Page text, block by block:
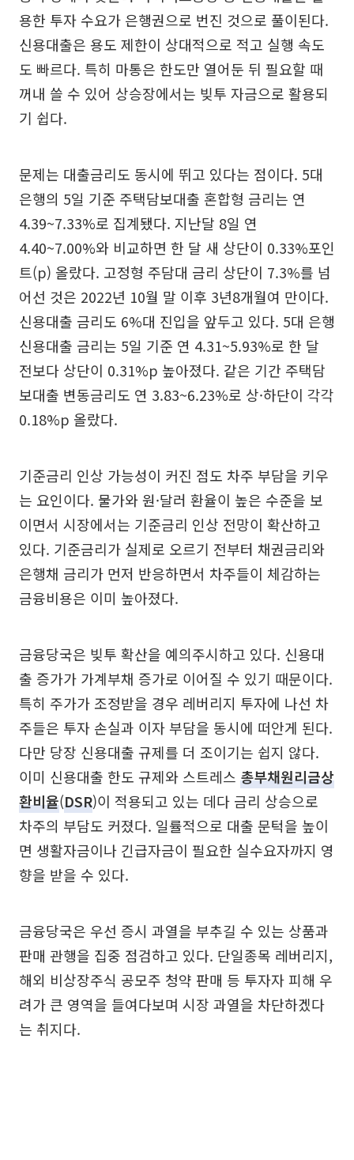
용한 투자 수요가 은행권으로 번진 것으로 풀이된다.
신용대출은 용도 제한이 상대적으로 적고 실행 속도
도 빠르다. 특히 마통은 한도만 열어둔 뒤 필요할 때
꺼내 쓸 수 있어 상승장에서는 빚투 자금으로 활용되
기 쉽다.
문제는 대출금리도 동시에 뛰고 있다는 점이다. 5대
은행의 5일 기준 주택담보대출 혼합형 금리는 연
4.39~7.33%로 집계됐다. 지난달 8일 연
4.40~7.00%와 비교하면 한 달 새 상단이 0.33%포인
트(p) 올랐다. 고정형 주담대 금리 상단이 7.3%를 넘
어선 것은 2022년 10월 말 이후 3년8개월여 만이다.
신용대출 금리도 6%대 진입을 앞두고 있다. 5대 은행
신용대출 금리는 5일 기준 연 4.31~5.93%로 한 달
전보다 상단이 0.31%p 높아졌다. 같은 기간 주택담
보대출 변동금리도 연 3.83~6.23%로 상·하단이 각각
0.18%p 올랐다.
기준금리 인상 가능성이 커진 점도 차주 부담을 키우
는 요인이다. 물가와 원·달러 환율이 높은 수준을 보
이면서 시장에서는 기준금리 인상 전망이 확산하고
있다. 기준금리가 실제로 오르기 전부터 채권금리와
은행채 금리가 먼저 반응하면서 차주들이 체감하는
금융비용은 이미 높아졌다.
금융당국은 빚투 확산을 예의주시하고 있다. 신용대
출 증가가 가계부채 증가로 이어질 수 있기 때문이다.
특히 주가가 조정받을 경우 레버리지 투자에 나선 차
주들은 투자 손실과 이자 부담을 동시에 떠안게 된다.
다만 당장 신용대출 규제를 더 조이기는 쉽지 않다.
이미 신용대출 한도 규제와 스트레스 총부채원리금상
환비율(DSR)이 적용되고 있는 데다 금리 상승으로
차주의 부담도 커졌다. 일률적으로 대출 문턱을 높이
면 생활자금이나 긴급자금이 필요한 실수요자까지 영
향을 받을 수 있다.
금융당국은 우선 증시 과열을 부추길 수 있는 상품과
판매 관행을 집중 점검하고 있다. 단일종목 레버리지,
해외 비상장주식 공모주 청약 판매 등 투자자 피해 우
려가 큰 영역을 들여다보며 시장 과열을 차단하겠다
는 취지다.